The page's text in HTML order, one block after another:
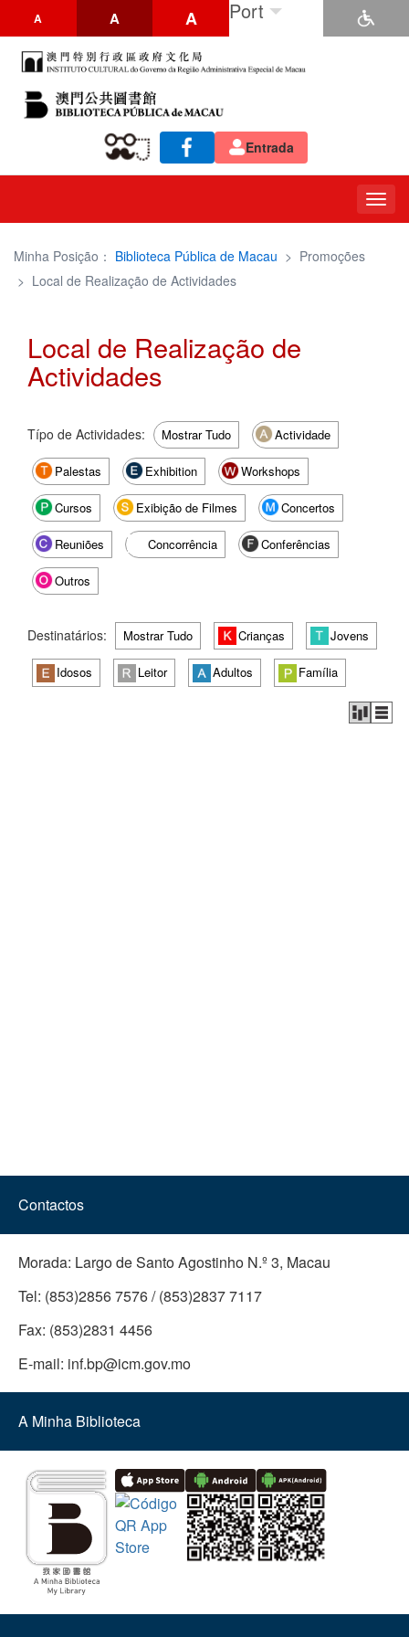
A A A Port
Entrada
Minha Posição： Biblioteca Pública de Macau > Promoções
> Local de Realização de Actividades
Local de Realização de
Actividades
Típo de Actividades: Mostrar Tudo Actividade
Palestas Exhibition Workshops
Cursos Exibição de Filmes Concertos
Reuniões Concorrência Conferências
Outros
Destinatários: Mostrar Tudo Crianças Jovens
Idosos Leitor Adultos Família
Contactos
Morada: Largo de Santo Agostinho N.º 3, Macau
Tel: (853)2856 7576 / (853)2837 7117
Fax: (853)2831 4456
E-mail: inf.bp@icm.gov.mo
A Minha Biblioteca